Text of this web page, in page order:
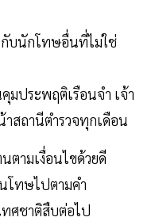
บนักโทษอื่นที่ไม่ใช่
มประพฤติเรือนจำ เจ้า
สถานีตำรวจทุกเดือน
ตามเงื่อนไขด้วยดี
โทษไปตามคำ
ศชาติสืบต่อไป